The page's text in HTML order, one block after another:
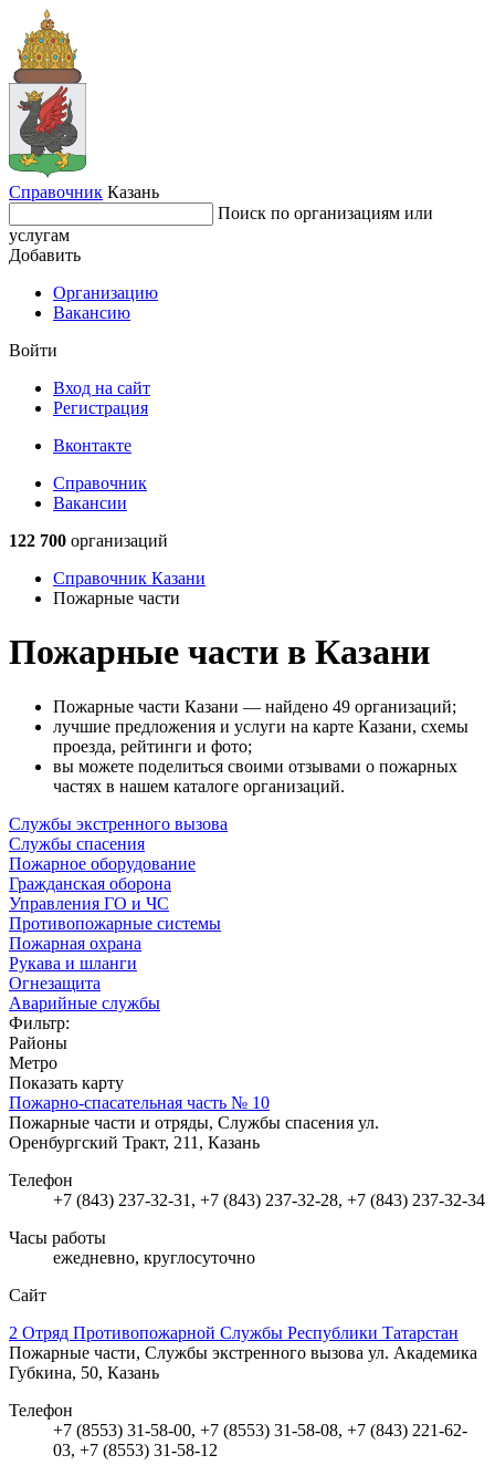
Справочник Казань
Поиск по организациям или
услугам
Добавить
Организацию
Вакансию
Войти
Вход на сайт
Регистрация
Вконтакте
Справочник
Вакансии
122 700 организаций
Справочник Казани
Пожарные части
Пожарные части в Казани
Пожарные части Казани — найдено 49 организаций;
лучшие предложения и услуги на карте Казани, схемы
проезда, рейтинги и фото;
вы можете поделиться своими отзывами о пожарных
частях в нашем каталоге организаций.
Службы экстренного вызова
Службы спасения
Пожарное оборудование
Гражданская оборона
Управления ГО и ЧС
Противопожарные системы
Пожарная охрана
Рукава и шланги
Огнезащита
Аварийные службы
Фильтр:
Районы
Метро
Показать карту
Пожарно-спасательная часть № 10
Пожарные части и отряды, Службы спасения ул.
Оренбургский Тракт, 211, Казань
Телефон
+7 (843) 237-32-31, +7 (843) 237-32-28, +7 (843) 237-32-34
Часы работы
ежедневно, круглосуточно
Сайт
2 Отряд Противопожарной Службы Республики Татарстан
Пожарные части, Службы экстренного вызова ул. Академика
Губкина, 50, Казань
Телефон
+7 (8553) 31-58-00, +7 (8553) 31-58-08, +7 (843) 221-62-
03, +7 (8553) 31-58-12